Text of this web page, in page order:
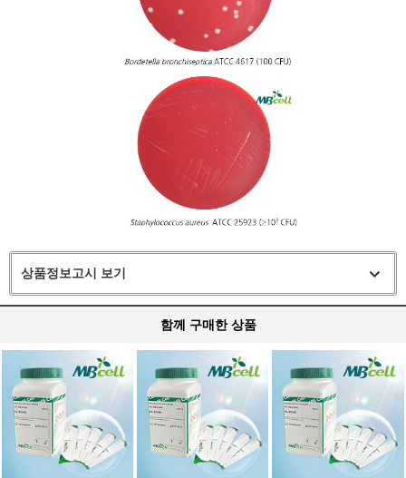
상품정보고시 보기
함께 구매한 상품